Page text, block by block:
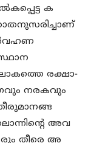
ക
രക്ഷാ-
നരകവും
അവ
തീരെ അ